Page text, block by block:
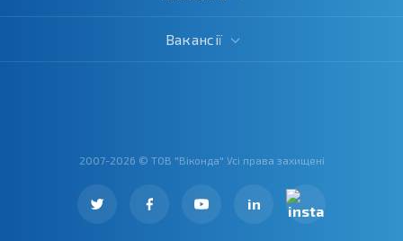
2007-2026 © ТОВ "Віконда" Усі права захищені
in
Вакансії